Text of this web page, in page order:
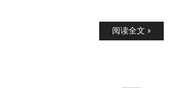
阅读全文 »